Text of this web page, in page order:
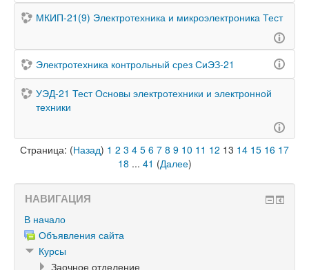
МКИП-21(9) Электротехника и микроэлектроника Тест
Электротехника контрольный срез СиЭЗ-21
УЭД-21 Тест Основы электротехники и электронной
техники
Страница: (Назад) 1 2 3 4 5 6 7 8 9 10 11 12 13 14 15 16 17
18 ... 41 (Далее)
НАВИГАЦИЯ
В начало
Объявления сайта
Курсы
Заочное отделение